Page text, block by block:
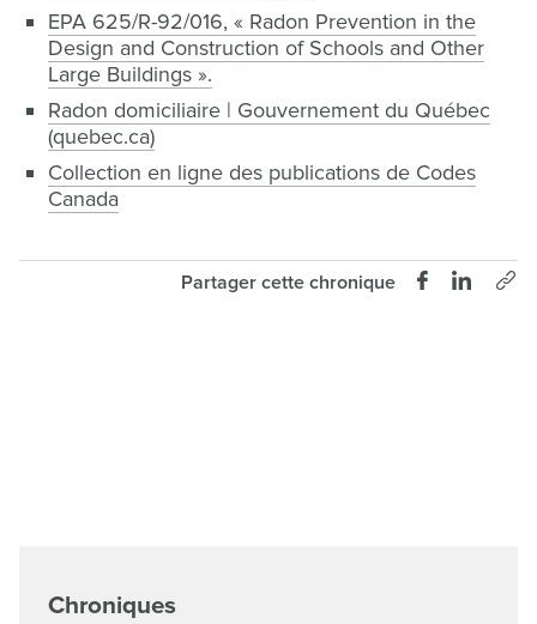
EPA 625/R-92/016, « Radon Prevention in the
Design and Construction of Schools and Other
Large Buildings ».
Radon domiciliaire | Gouvernement du Québec
(quebec.ca)
Collection en ligne des publications de Codes
Canada
Partager cette chronique
Chroniques